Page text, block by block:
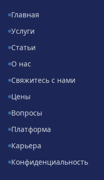
Главная
Услуги
Статьи
О нас
Свяжитесь с нами
Цены
Вопросы
Платформа
Карьера
Конфиденциальность